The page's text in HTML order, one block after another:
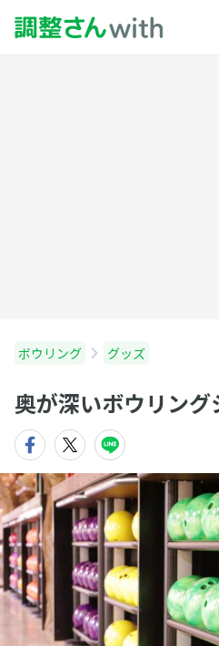
ボウリング グッズ
奥が深いボウリング